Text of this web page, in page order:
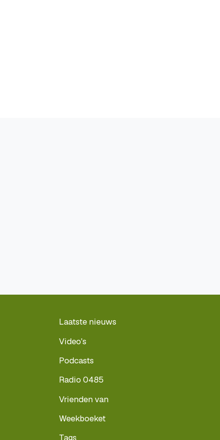
Laatste nieuws
Video's
Podcasts
Radio 0485
Vrienden van
Weekboeket
Tags